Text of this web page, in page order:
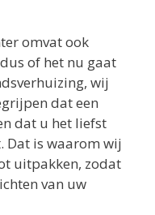
omvat ook
of het nu gaat
wij
dat een
dat u het liefst
Dat is waarom wij
uitpakken, zodat
van uw